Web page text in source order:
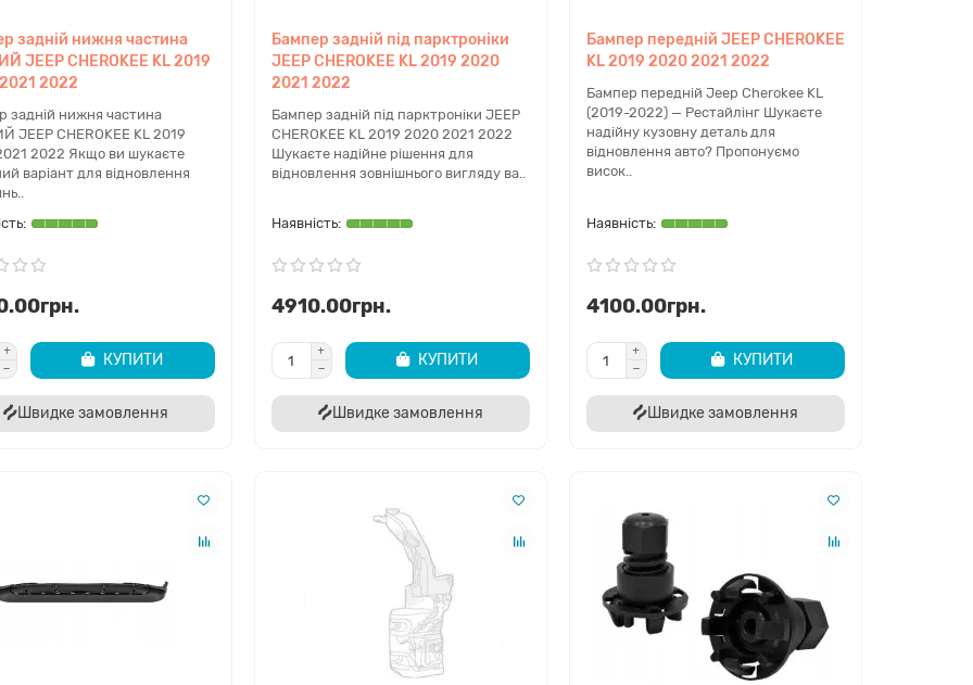
бампера
елемент, що поглинає енергію при аварії.
не рихтується — після деформації підлягає
заміні для збереження пасивної безпеки.
правильно підібрати деталь
підбір деталей кузова неможливий лише за роком випуску. Необхідно враховувати комплектацію, наявність додаткових
увагу на форму прилягання суміжних елементів.
по VIN-коду та OEM номери
надійний спосіб вибрати потрібну запчастину — використати 17-значний VIN-код. Це дозволяє розшифрувати
ви можете знайти 100% сумісний аналог.
вибір кузовних деталей з сертифікацією CAPA, яка гарантує ідентичну товщину металу та точний збіг по зазорах.
аналог дозволяє суттєво зекономити бюджет кузовного ремонту.
задній нижня частина
JEEP CHEROKEE KL 2019
2022
задній нижня частина
JEEP CHEROKEE KL 2019
2022 Якщо ви шукаєте
варіант для відновлення
КУПИТИ
Швидке замовлення
Бампер задній під парктроніки
JEEP CHEROKEE KL 2019 2020
2021 2022
Бампер задній під парктроніки JEEP
CHEROKEE KL 2019 2020 2021 2022
Шукаєте надійне рішення для
відновлення зовнішнього вигляду ва..
4910.00грн.
КУПИТИ
Швидке замовлення
Бампер передній JEEP CHEROKEE
KL 2019 2020 2021 2022
Бампер передній Jeep Cherokee KL
(2019-2022) — Рестайлінг Шукаєте
надійну кузовну деталь для
відновлення авто? Пропонуємо
висок..
4100.00грн.
КУПИТИ
Швидке замовлення